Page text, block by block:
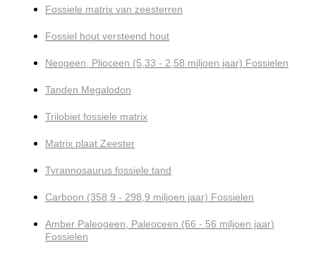
Fossiele matrix van zeesterren
Fossiel hout versteend hout
Neogeen, Plioceen (5,33 - 2,58 miljoen jaar) Fossielen
Tanden Megalodon
Trilobiet fossiele matrix
Matrix plaat Zeester
Tyrannosaurus fossiele tand
Carboon (358,9 - 298,9 miljoen jaar) Fossielen
Amber Paleogeen, Paleoceen (66 - 56 miljoen jaar)
Fossielen